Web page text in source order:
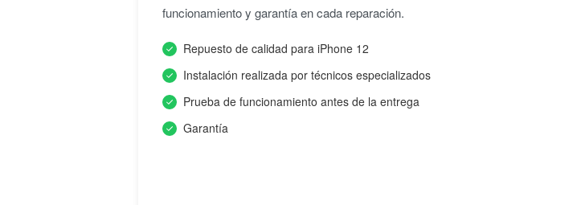
funcionamiento y garantía en cada reparación.
Repuesto de calidad para iPhone 12
Instalación realizada por técnicos especializados
Prueba de funcionamiento antes de la entrega
Garantía